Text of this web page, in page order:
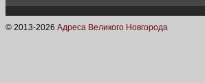
© 2013-2026 Адреса Великого Новгорода